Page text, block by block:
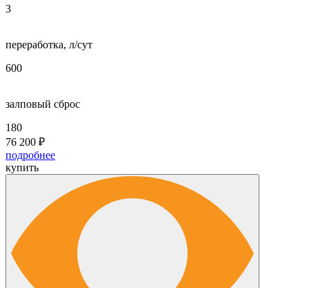
3
переработка, л/сут
600
залповый сброс
180
76 200 ₽
подробнее
купить